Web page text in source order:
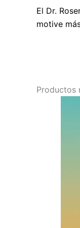
El Dr.
motive
Productos